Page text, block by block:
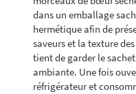
dans un emballage
hermétique afin de
saveurs et la texture
tient de garder le
ambiante. Une fois
réfrigérateur et